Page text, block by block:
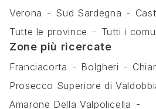
Verona
Sud Sardegna
Tutte le province
Tutti i
Zone più ricercate
Franciacorta Bolgheri
Prosecco Superiore di
Amarone Della Valpolicella